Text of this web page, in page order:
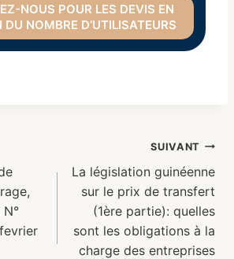
NOUS POUR LES DEVIS EN
DU NOMBRE D’UTILISATEURS
SUIVANT
La législation guinéenne
sur le prix de transfert
(1ère partie): quelles
sont les obligations à la
charge des entreprises